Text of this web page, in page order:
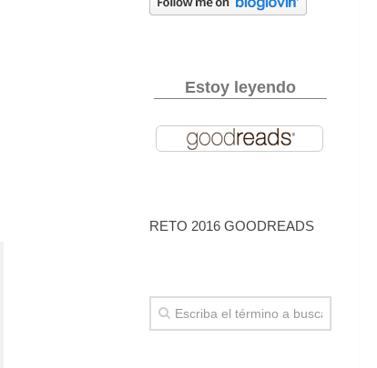
Estoy leyendo
RETO 2016 GOODREADS